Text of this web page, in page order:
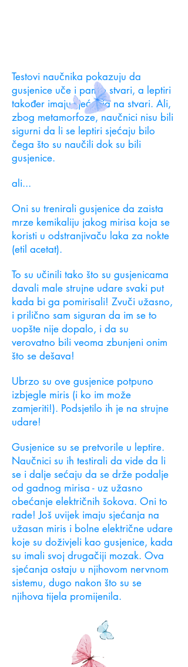
Testovi naučnika pokazuju da
gusjenice uče i pamte stvari, a leptiri
također imaju sjećanja na stvari. Ali,
zbog metamorfoze, naučnici nisu bili
sigurni da li se leptiri sjećaju bilo
čega što su naučili dok su bili
gusjenice.
ali...
Oni su trenirali gusjenice da zaista
mrze kemikaliju jakog mirisa koja se
koristi u odstranjivaču laka za nokte
(etil acetat).
To su učinili tako što su gusjenicama
davali male strujne udare svaki put
kada bi ga pomirisali! Zvuči užasno,
i prilično sam siguran da im se to
uopšte nije dopalo, i da su
verovatno bili veoma zbunjeni onim
što se dešava!
Ubrzo su ove gusjenice potpuno
izbjegle miris (i ko im može
zamjeriti!). Podsjetilo ih je na strujne
udare!
Gusjenice su se pretvorile u leptire.
Naučnici su ih testirali da vide da li
se i dalje sećaju da se drže podalje
od gadnog mirisa - uz užasno
obećanje električnih šokova. Oni to
rade! Još uvijek imaju sjećanja na
užasan miris i bolne električne udare
koje su doživjeli kao gusjenice, kada
su imali svoj drugačiji mozak. Ova
sjećanja ostaju u njihovom nervnom
sistemu, dugo nakon što su se
njihova tijela promijenila.